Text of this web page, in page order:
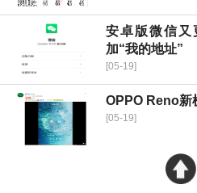
安卓版微信又
加“我的地址”
[05-19]
OPPO Reno新
[05-19]